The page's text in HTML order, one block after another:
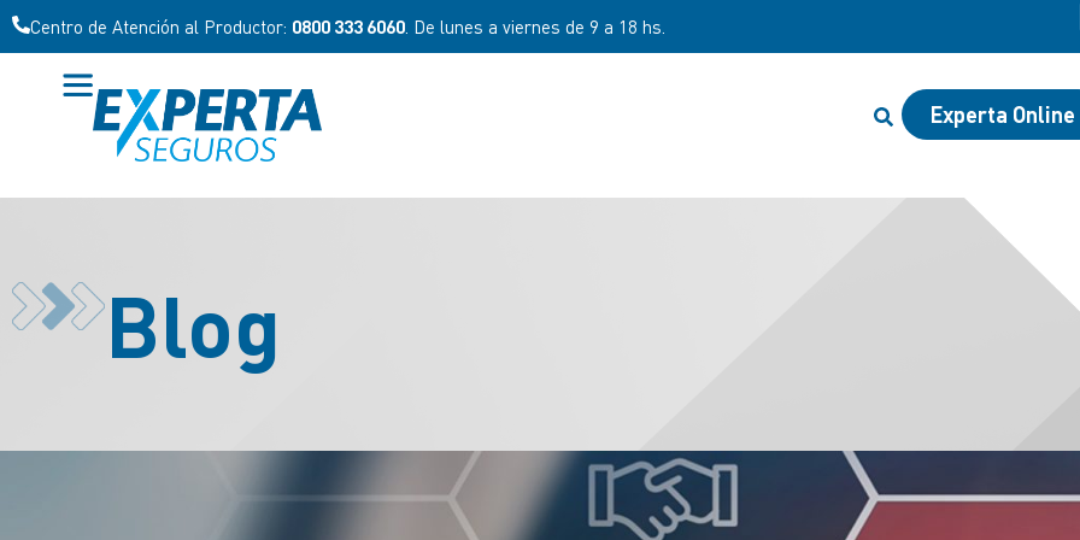
Centro de Atención al Productor: 0800 333 6060 . De lunes a viernes de 9 a 18 hs.
Experta Online
Blog